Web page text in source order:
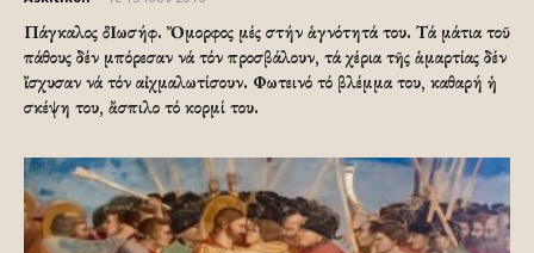
Πάγκαλος ὁ Ἰωσήφ. Ὄμορφος μές στήν ἁγνότητά του. Τά μάτια τοῦ
πάθους δέν μπόρεσαν νά τόν προσβάλουν, τά χέρια τῆς ἁμαρτίας δέν
ἴσχυσαν νά τόν αἰχμαλωτίσουν. Φωτεινό τό βλέμμα του, καθαρή ἡ
σκέψη του, ἄσπιλο τό κορμί του.